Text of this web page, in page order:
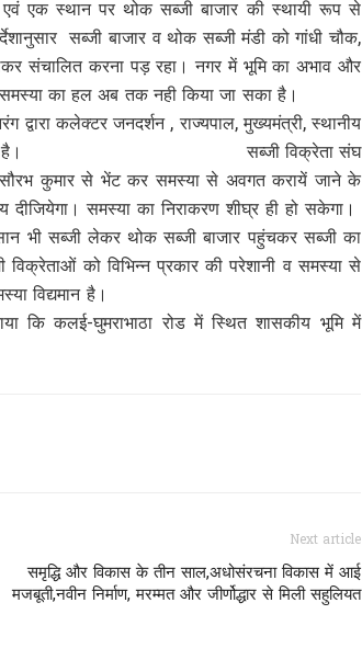
एवं एक स्थान पर थोक सब्जी बाजार की स्थायी रूप से
व थोक सब्जी मंडी को गांधी चौक,
संचालित करना पड़ रहा। नगर में भूमि का अभाव और
की समस्या का हल अब तक नही किया जा सका है।
जनदर्शन , राज्यपाल, मुख्यमंत्री, स्थानीय
अनुरोध किया गया है। सब्जी विक्रेता संघ
कुमार से भेंट कर समस्या से अवगत करायें जाने के
समस्या का निराकरण शीघ्र ही हो सकेगा।
भी सब्जी लेकर थोक सब्जी बाजार पहुंचकर सब्जी का
को विभिन्न प्रकार की परेशानी व समस्या से
के साथ मूलभूत समस्या विद्यमान है।
कि कलई-घुमराभाठा रोड में स्थित शासकीय भूमि में
Next article
समृद्धि और विकास के तीन साल,अधोसंरचना विकास में आई
मजबूती,नवीन निर्माण, मरम्मत और जीर्णोद्धार से मिली सहुलियत